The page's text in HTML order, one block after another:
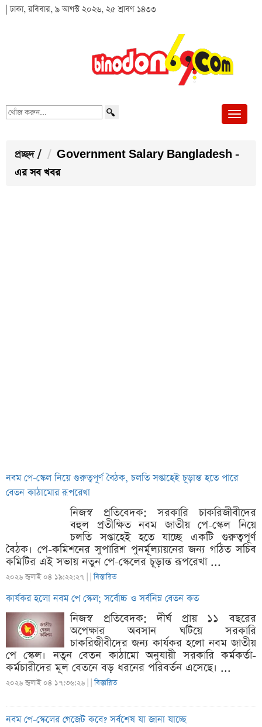
| ঢাকা, রবিবার, ৯ আগস্ট ২০২৬, ২৫ শ্রাবণ ১৪৩৩
খোঁজ
প্রচ্ছদ /
Government Salary Bangladesh -
এর সব খবর
নবম পে-স্কেল নিয়ে গুরুত্বপূর্ণ বৈঠক, চলতি সপ্তাহেই চূড়ান্ত হতে পারে
বেতন কাঠামোর রূপরেখা
নিজস্ব প্রতিবেদক: সরকারি চাকরিজীবীদের
বহুল প্রতীক্ষিত নবম জাতীয় পে-স্কেল নিয়ে
চলতি সপ্তাহেই হতে যাচ্ছে একটি গুরুত্বপূর্ণ
বৈঠক। পে-কমিশনের সুপারিশ পুনর্মূল্যায়নের জন্য গঠিত সচিব
কমিটির এই সভায় নতুন পে-স্কেলের চূড়ান্ত রূপরেখা ...
২০২৬ জুলাই ০৪ ১৯:২২:২৭ | |বিস্তারিত
কার্যকর হলো নবম পে স্কেল; সর্বোচ্চ ও সর্বনিম্ন বেতন কত
নিজস্ব প্রতিবেদক: দীর্ঘ প্রায় ১১ বছরের
অপেক্ষার অবসান ঘটিয়ে সরকারি
চাকরিজীবীদের জন্য কার্যকর হলো নবম জাতীয়
পে স্কেল। নতুন বেতন কাঠামো অনুযায়ী সরকারি কর্মকর্তা-
কর্মচারীদের মূল বেতনে বড় ধরনের পরিবর্তন এসেছে। ...
২০২৬ জুলাই ০৪ ১৭:৩৬:২৬ | |বিস্তারিত
নবম পে-স্কেলের গেজেট কবে? সর্বশেষ যা জানা যাচ্ছে